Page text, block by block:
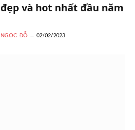
và hot nhất đầu năm
ĐỖ 02/02/2023